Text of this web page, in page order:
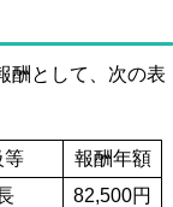
酬として、次の表
等 報酬年額
82,500円